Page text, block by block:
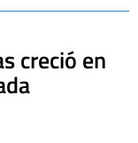
creció en